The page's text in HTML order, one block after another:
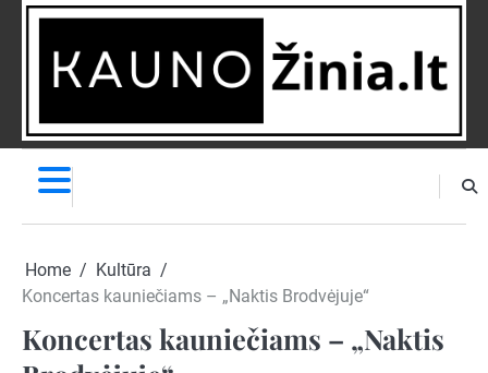
Skip
NAUJIENĄ
Home
Kultūra
Koncertas kauniečiams – „Naktis Brodvėjuje“
Koncertas kauniečiams – „Naktis